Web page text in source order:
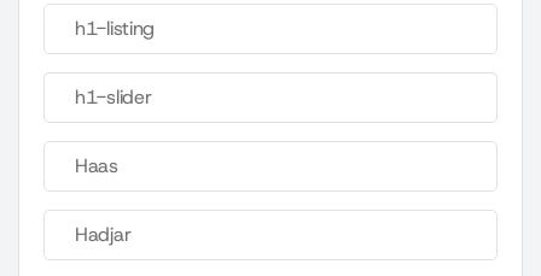
h1-listing
h1-slider
Haas
Hadjar